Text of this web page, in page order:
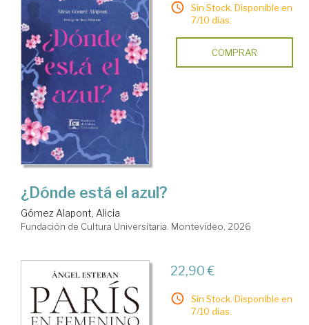
Sin Stock. Disponible en
7/10 días.
COMPRAR
¿Dónde está el azul?
Gómez Alapont, Alicia
Fundación de Cultura Universitaria. Montevideo, 2026
22,90 €
Sin Stock. Disponible en
7/10 días.